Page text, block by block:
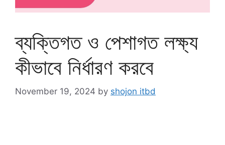
ব্যক্তিগত ও পেশাগত লক্ষ্য
কীভাবে নির্ধারণ করবে
November 19, 2024 by shojon itbd